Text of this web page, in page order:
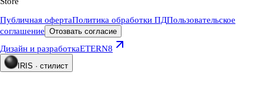
Публичная офертаПолитика обработки ПДПользовательское
соглашение Отозвать согласие
Дизайн и разработкаETERN8
IRIS · стилист